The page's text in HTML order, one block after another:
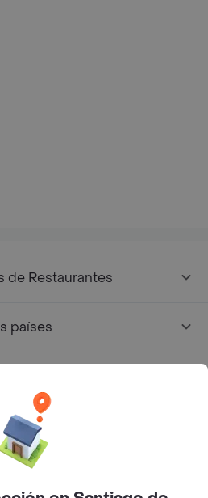
de Restaurantes
países
play